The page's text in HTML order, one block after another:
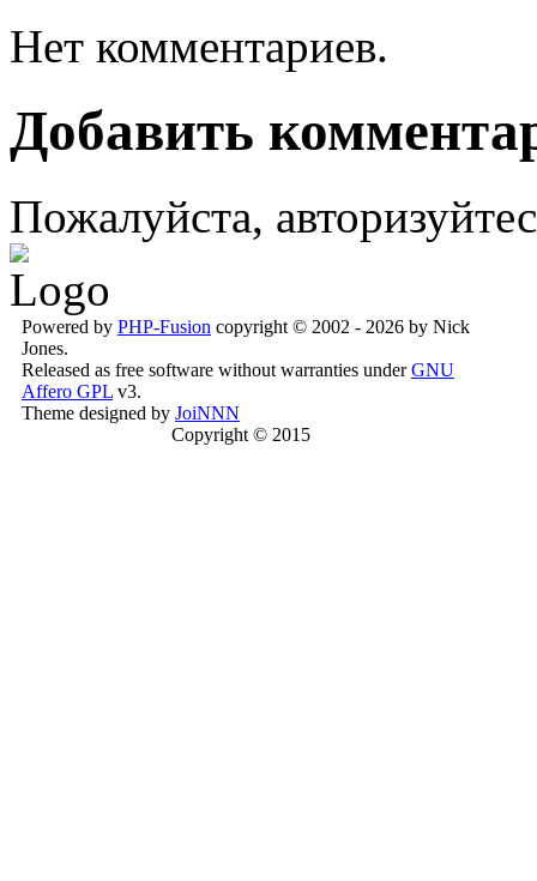
Нет комментариев.
Добавить
Пожалуйста,
Powered by PHP-Fusion copyright © 2002 - 2026 by Nick
Jones.
Released as free software without warranties underGNU
Affero GPL v3.
Theme designed by JoiNNN
Copyright © 2015